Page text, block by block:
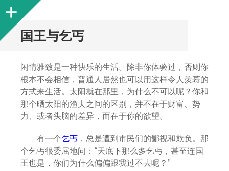
Sidebar
国王与乞丐
闲情雅致是一种快乐的生活。除非你体验过，否则你
根本不会相信，普通人居然也可以用这样令人羡慕的
方式来生活。太阳就在那里，为什么不可以呢？你和
那个晒太阳的渔夫之间的区别，并不在于财富、势
力、或者头脑的差异，而在于你的欲望。
有一个乞丐 ，总是遭到市民们的鄙视和欺负。那
个乞丐很委屈地问：“天底下那么多乞丐，甚至连国
王也是，你们为什么偏偏跟我过不去呢？”